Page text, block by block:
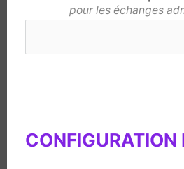
pour les échanges
CONFIGURATION